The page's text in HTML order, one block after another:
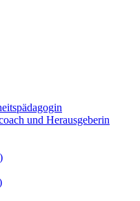
und Herausgeberin